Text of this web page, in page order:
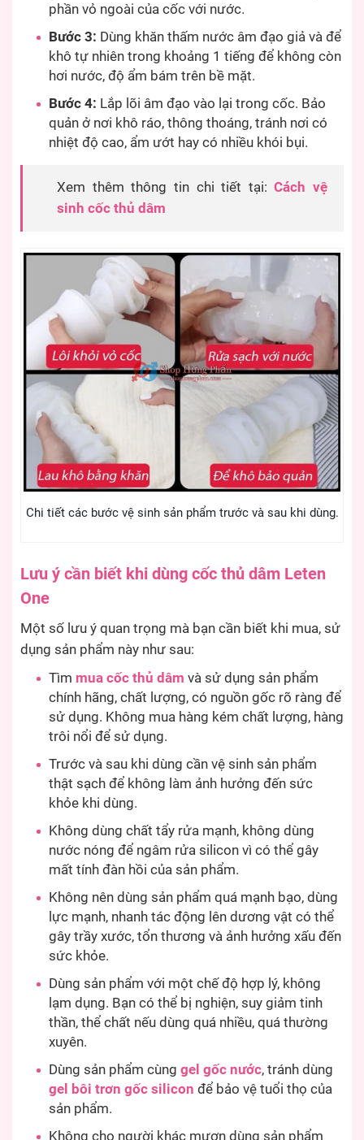
phần vỏ ngoài của cốc với nước.
Bước 3: Dùng khăn thấm nước âm đạo giả và để
khô tự nhiên trong khoảng 1 tiếng để không còn
hơi nước, độ ẩm bám trên bề mặt.
Bước 4: Lắp lõi âm đạo vào lại trong cốc. Bảo
quản ở nơi khô ráo, thông thoáng, tránh nơi có
nhiệt độ cao, ẩm ướt hay có nhiều khói bụi.
Xem thêm thông tin chi tiết tại:Cách vệ
sinh cốc thủ dâm
Chi tiết các bước vệ sinh sản phẩm trước và sau khi dùng.
Lưu ý cần biết khi dùng cốc thủ dâm Leten
One
Một số lưu ý quan trọng mà bạn cần biết khi mua, sử
dụng sản phẩm này như sau:
Tìm mua cốc thủ dâm và sử dụng sản phẩm
chính hãng, chất lượng, có nguồn gốc rõ ràng để
sử dụng. Không mua hàng kém chất lượng, hàng
trôi nổi để sử dụng.
Trước và sau khi dùng cần vệ sinh sản phẩm
thật sạch để không làm ảnh hưởng đến sức
khỏe khi dùng.
Không dùng chất tẩy rửa mạnh, không dùng
nước nóng để ngâm rửa silicon vì có thể gây
mất tính đàn hồi của sản phẩm.
Không nên dùng sản phẩm quá mạnh bạo, dùng
lực mạnh, nhanh tác động lên dương vật có thể
gây trầy xước, tổn thương và ảnh hưởng xấu đến
sức khỏe.
Dùng sản phẩm với một chế độ hợp lý, không
lạm dụng. Bạn có thể bị nghiện, suy giảm tinh
thần, thể chất nếu dùng quá nhiều, quá thường
xuyên.
Dùng sản phẩm cùng gel gốc nước, tránh dùng
gel bôi trơn gốc silicon để bảo vệ tuổi thọ của
sản phẩm.
Không cho người khác mượn dùng sản phẩm